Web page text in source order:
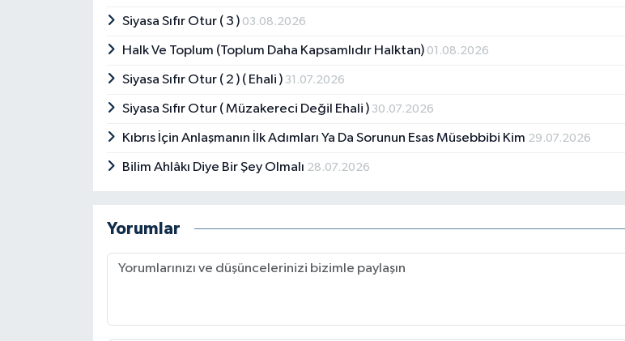
Siyasa Sıfır Otur ( 3 ) 03.08.2026
Halk Ve Toplum (Toplum Daha Kapsamlıdır Halktan) 01.08.2026
Siyasa Sıfır Otur ( 2 ) ( Ehali ) 31.07.2026
Siyasa Sıfır Otur ( Müzakereci Değil Ehali ) 30.07.2026
Kıbrıs İçin Anlaşmanın İlk Adımları Ya Da Sorunun Esas Müsebbibi Kim 29.07.2026
Bilim Ahlâkı Diye Bir Şey Olmalı 28.07.2026
Yorumlar